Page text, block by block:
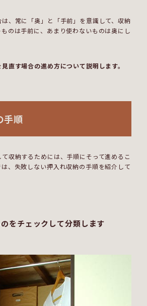
、常に「奥」と「手前」を意識して、収納
のは手前に、あまり使わないものは奥にし
直す場合の進め方について説明します。
手順
収納するためには、手順にそって進めるこ
、失敗しない押入れ収納の手順を紹介して
をチェックして分類します